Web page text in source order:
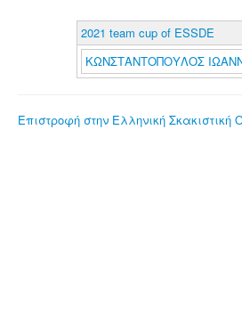
2021 team cup of ESSDE
ΚΩΝΣΤΑΝΤΟΠΟΥΛΟΣ
Επιστροφή στην Ελληνική Σκακιστική